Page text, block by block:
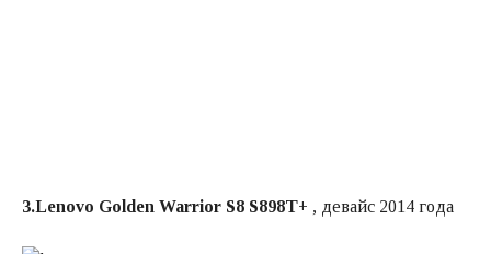
3.Lenovo Golden Warrior S8 S898T+ , девайс 2014 года